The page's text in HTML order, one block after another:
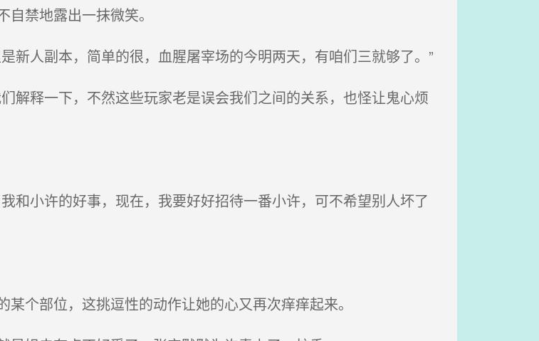
禁地露出一抹微笑。
新人副本，简单的很，血腥屠宰场的今明两天，有咱们三就够了。”
解释一下，不然这些玩家老是误会我们之间的关系，也怪让鬼心烦
和小许的好事，现在，我要好好招待一番小许，可不希望别人坏了
个部位，这挑逗性的动作让她的心又再次痒痒起来。